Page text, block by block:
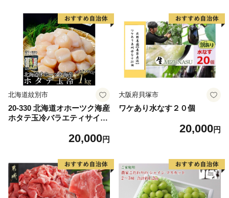
農家直送 期間限定 特産品 サ
イズミックス くらもとファー
ム 愛南町 愛媛県
北海道紋別市
20-330 北海道オホーツク海産
ホタテ玉冷バラエティサイズ
20,000円
大阪府貝塚市
ワケあり水なす２０個
20,000円